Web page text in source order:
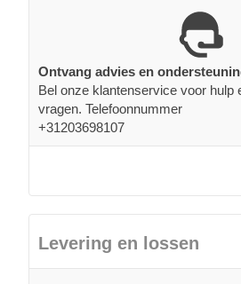
Ontvang advies en
Bel onze klantenservice voor hulp
vragen. Telefoonnummer
+31203698107
Levering en lossen